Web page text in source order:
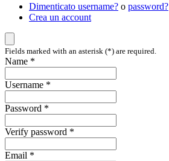
Dimenticato username? o password?
Crea un account
Fields marked with an asterisk (*) are required.
Name *
Username *
Password *
Verify password *
Email *